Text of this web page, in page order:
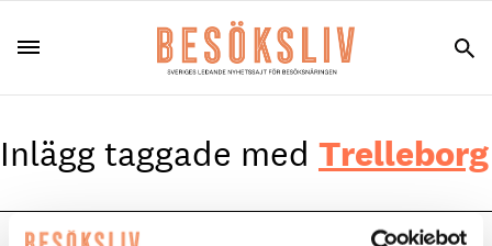
Inlägg taggade med Trelleborg